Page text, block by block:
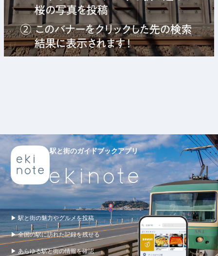
駅と街のガイドブックアプリ
▶ 駅と街の魅力やグルメを投稿
▶ 全国の駅に訪れた記録を残せる
▶ あらゆる駅と街の情報を確認